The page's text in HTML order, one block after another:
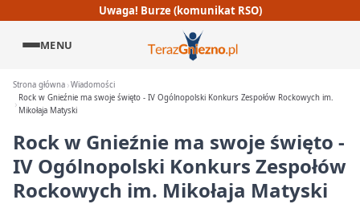
Uwaga! Burze (komunikat RSO)
MENU
Strona główna Wiadomości
Rock w Gnieźnie ma swoje święto - IV Ogólnopolski Konkurs Zespołów Rockowych im.
Mikołaja Matyski
Rock w Gnieźnie ma swoje święto -
IV Ogólnopolski Konkurs Zespołów
Rockowych im. Mikołaja Matyski